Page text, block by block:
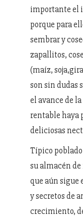
importante el
porque para
sembrar y
zapallitos,
(maíz,
son sin dudas
el avance de
rentable haya
deliciosas
Típico
su almacén
que aún sigue
y secretos de
crecimiento,